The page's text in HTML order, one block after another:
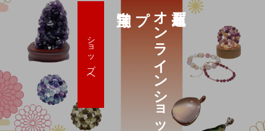
オ
ン
ラ
イ
ン
シ
ョ
ッ
プ
ショップへ